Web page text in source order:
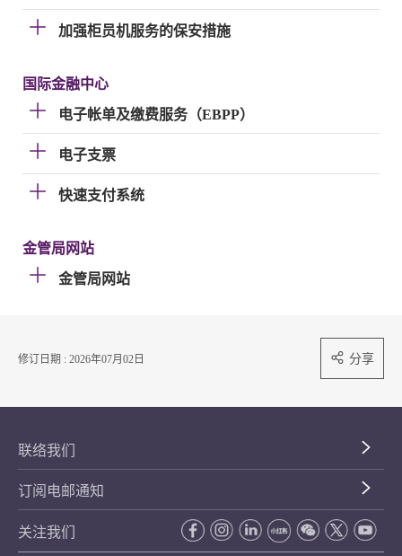
加强柜员机服务的保安措施
国际金融中心
电子帐单及缴费服务（EBPP）
电子支票
快速支付系统
金管局网站
金管局网站
修订日期 : 2026年07月02日 分享
联络我们
订阅电邮通知
关注我们